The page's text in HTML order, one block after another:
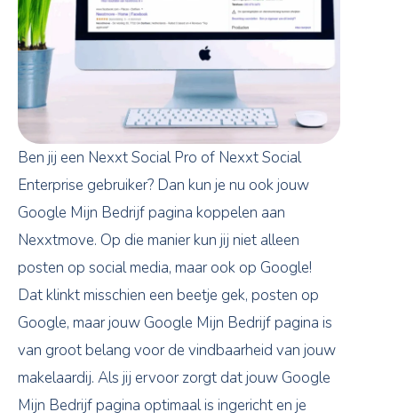
Ben jij een Nexxt Social Pro of Nexxt Social
Enterprise gebruiker? Dan kun je nu ook jouw
Google Mijn Bedrijf pagina koppelen aan
Nexxtmove. Op die manier kun jij niet alleen
posten op social media, maar ook op Google!
Dat klinkt misschien een beetje gek, posten op
Google, maar jouw Google Mijn Bedrijf pagina is
van groot belang voor de vindbaarheid van jouw
makelaardij. Als jij ervoor zorgt dat jouw Google
Mijn Bedrijf pagina optimaal is ingericht en je